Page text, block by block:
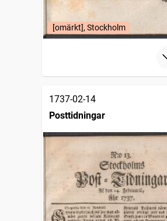
[omärkt], Stockholm
1737-02-14
Posttidningar